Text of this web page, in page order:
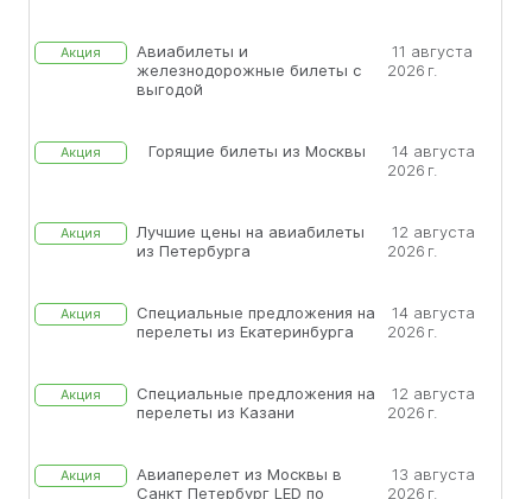
Акция
Авиабилеты и
железнодорожные билеты с
выгодой
11 августа
2026 г.
Акция Горящие билеты из Москвы
14 августа
2026 г.
Акция
Лучшие цены на авиабилеты
из Петербурга
12 августа
2026 г.
Акция
Специальные предложения на
перелеты из Екатеринбурга
14 августа
2026 г.
Акция
Специальные предложения на
перелеты из Казани
12 августа
2026 г.
Акция
Авиаперелет из Москвы в
Санкт Петербург LED по
13 августа
2026 г.